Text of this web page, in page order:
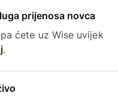
prijenosa novca
ćete uz Wise uvijek
.